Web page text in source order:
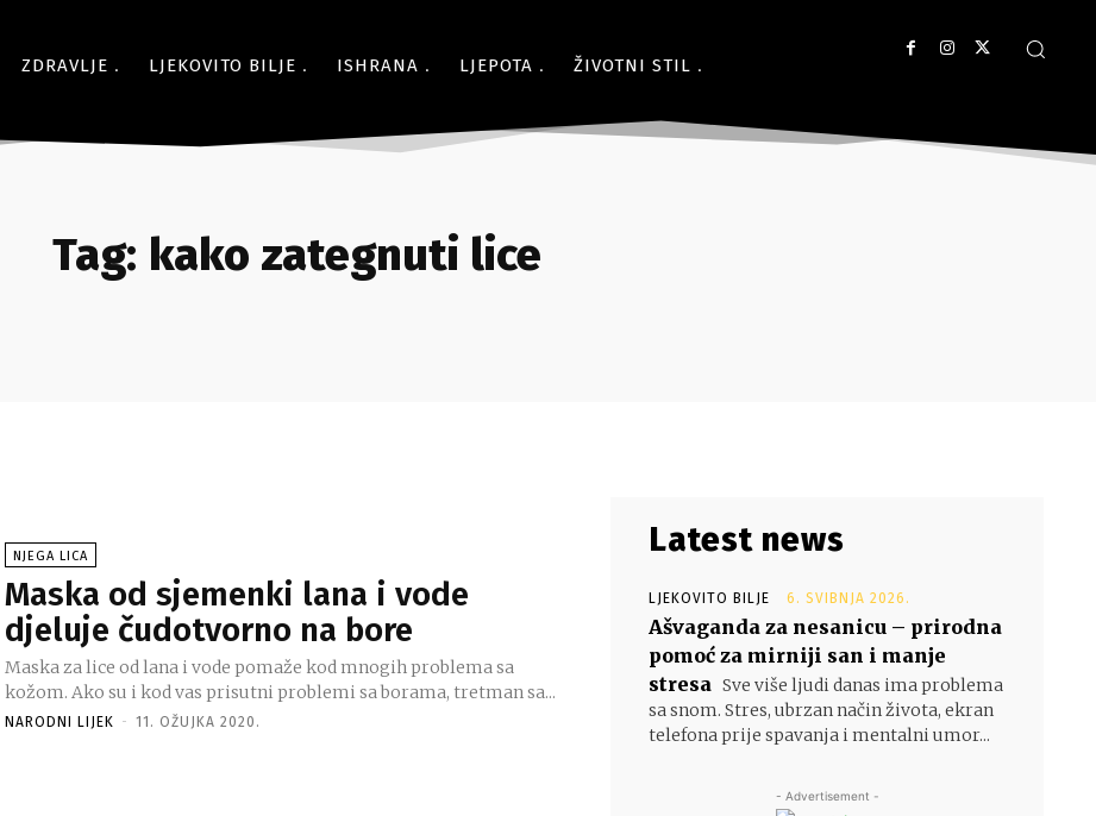
ZDRAVLJE LJEKOVITO BILJE ISHRANA LJEPOTA ŽIVOTNI STIL
Tag: kako zategnuti lice
NJEGA LICA
Maska od sjemenki lana i vode
djeluje čudotvorno na bore
Maska za lice od lana i vode pomaže kod mnogih problema sa
kožom. Ako su i kod vas prisutni problemi sa borama, tretman sa...
NARODNI LIJEK - 11. OŽUJKA 2020.
Latest news
LJEKOVITO BILJE 6. SVIBNJA 2026.
Ašvaganda za nesanicu – prirodna
pomoć za mirniji san i manje
stresa Sve više ljudi danas ima problema
sa snom. Stres, ubrzan način života, ekran
telefona prije spavanja i mentalni umor...
- Advertisement -